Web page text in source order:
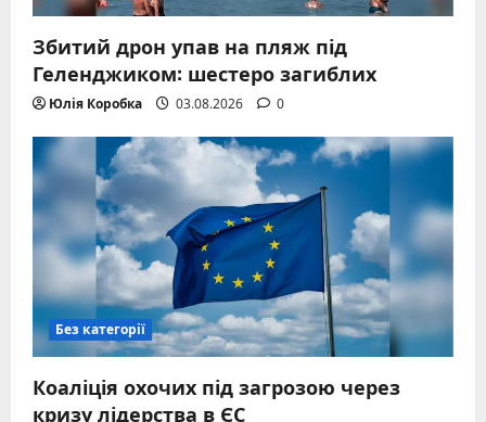
Збитий дрон упав на пляж під
Геленджиком: шестеро загиблих
Юлія Коробка 03.08.2026 0
Без категорії
Коаліція охочих під загрозою через
кризу лідерства в ЄС